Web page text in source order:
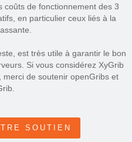
coûts de fonctionnement des 3
en particulier ceux liés à la
est très utile à garantir le bon
Si vous considérez XyGrib
de soutenir openGribs et
SOUTIEN